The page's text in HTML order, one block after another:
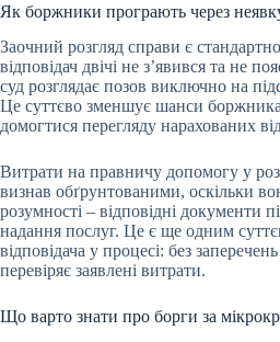
Як боржники програють через
Заочний розгляд справи є
відповідач двічі не з’явився та не
суд розглядає позов виключно на
Це суттєво зменшує шанси
домогтися перегляду нарахованих
Витрати на правничу допомогу у
визнав обґрунтованими, оскільки
розумності – відповідні документи
надання послуг. Це є ще одним
відповідача у процесі: без
перевіряє заявлені витрати.
Що варто знати про борги за